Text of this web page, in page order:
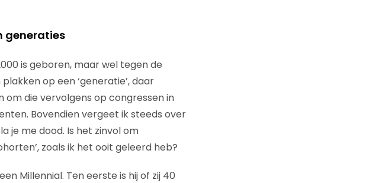
generaties
is geboren, maar wel tegen de
op een ‘generatie’, daar
die vervolgens op congressen in
Bovendien vergeet ik steeds over
je me dood. Is het zinvol om
zoals ik het ooit geleerd heb?
Millennial. Ten eerste is hij of zij 40